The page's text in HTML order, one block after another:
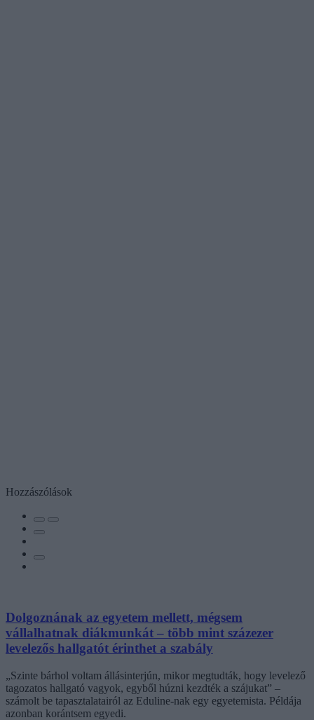
Hozzászólások
Dolgoznának az egyetem mellett, mégsem
vállalhatnak diákmunkát – több mint százezer
levelezős hallgatót érinthet a szabály
„Szinte bárhol voltam állásinterjún, mikor megtudták, hogy levelező
tagozatos hallgató vagyok, egyből húzni kezdték a szájukat” –
számolt be tapasztalatairól az Eduline-nak egy egyetemista. Példája
azonban korántsem egyedi.